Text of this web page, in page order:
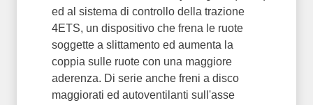
ed al sistema di controllo della trazione
4ETS, un dispositivo che frena le ruote
soggette a slittamento ed aumenta la
coppia sulle ruote con una maggiore
aderenza. Di serie anche freni a disco
maggiorati ed autoventilanti sull'asse